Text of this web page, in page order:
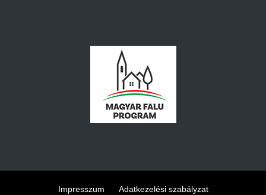
Impresszum Adatkezelési szabályzat